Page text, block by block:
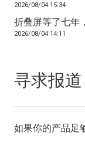
2026/08/04 15:34
折叠屏等了七年
2026/08/04 14:11
寻求报道
如果你的产品足